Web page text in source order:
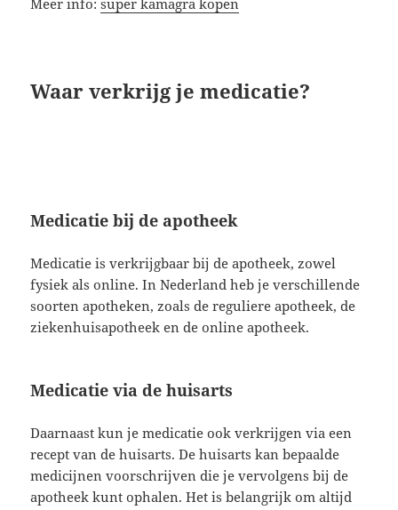
Meer info:super kamagra kopen
Waar verkrijg je medicatie?
Medicatie bij de apotheek
Medicatie is verkrijgbaar bij de apotheek, zowel
fysiek als online. In Nederland heb je verschillende
soorten apotheken, zoals de reguliere apotheek, de
ziekenhuisapotheek en de online apotheek.
Medicatie via de huisarts
Daarnaast kun je medicatie ook verkrijgen via een
recept van de huisarts. De huisarts kan bepaalde
medicijnen voorschrijven die je vervolgens bij de
apotheek kunt ophalen. Het is belangrijk om altijd